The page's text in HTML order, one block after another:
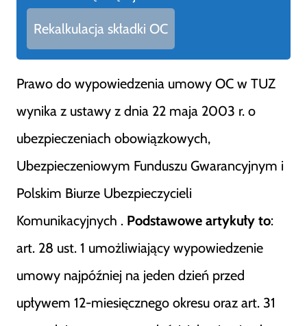
Rekalkulacja składki OC
Prawo do wypowiedzenia umowy OC w TUZ
wynika z ustawy z dnia 22 maja 2003 r. o
ubezpieczeniach obowiązkowych,
Ubezpieczeniowym Funduszu Gwarancyjnym i
Polskim Biurze Ubezpieczycieli
Komunikacyjnych . Podstawowe artykuły to:
art. 28 ust. 1 umożliwiający wypowiedzenie
umowy najpóźniej na jeden dzień przed
upływem 12-miesięcznego okresu oraz art. 31